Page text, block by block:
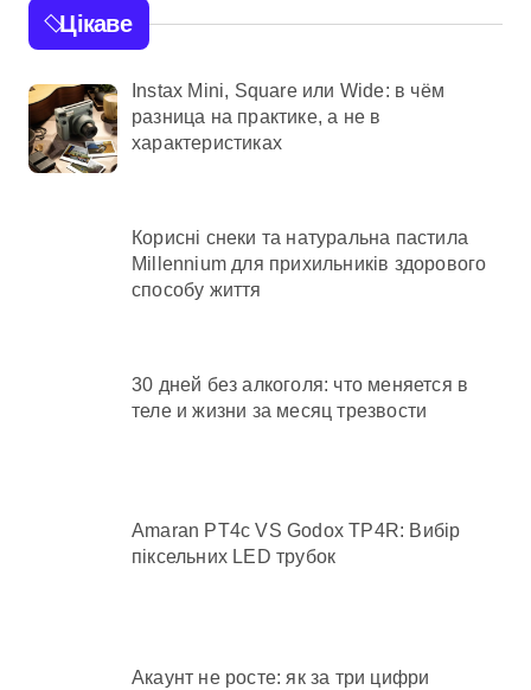
Цікаве
Instax Mini, Square или Wide: в чём
разница на практике, а не в
характеристиках
Корисні снеки та натуральна пастила
Millennium для прихильників здорового
способу життя
30 дней без алкоголя: что меняется в
теле и жизни за месяц трезвости
Amaran PT4c VS Godox TP4R: Вибір
піксельних LED трубок
Акаунт не росте: як за три цифри